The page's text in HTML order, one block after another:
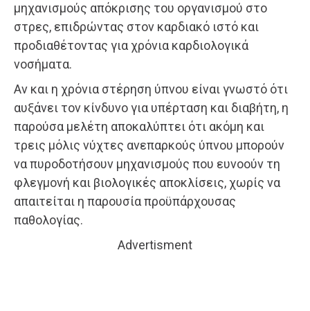
μηχανισμούς απόκρισης του οργανισμού στο
στρες, επιδρώντας στον καρδιακό ιστό και
προδιαθέτοντας για χρόνια καρδιολογικά
νοσήματα.
Αν και η χρόνια στέρηση ύπνου είναι γνωστό ότι
αυξάνει τον κίνδυνο για υπέρταση και διαβήτη, η
παρούσα μελέτη αποκαλύπτει ότι ακόμη και
τρεις μόλις νύχτες ανεπαρκούς ύπνου μπορούν
να πυροδοτήσουν μηχανισμούς που ευνοούν τη
φλεγμονή και βιολογικές αποκλίσεις, χωρίς να
απαιτείται η παρουσία προϋπάρχουσας
παθολογίας.
Advertisment